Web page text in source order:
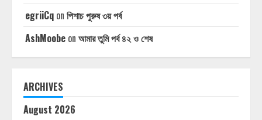
egriiCq on পিশাচ পুরুষ ৩য় পর্ব
AshMoobe on আমার তুমি পর্ব ৪২ ও শেষ
ARCHIVES
August 2026